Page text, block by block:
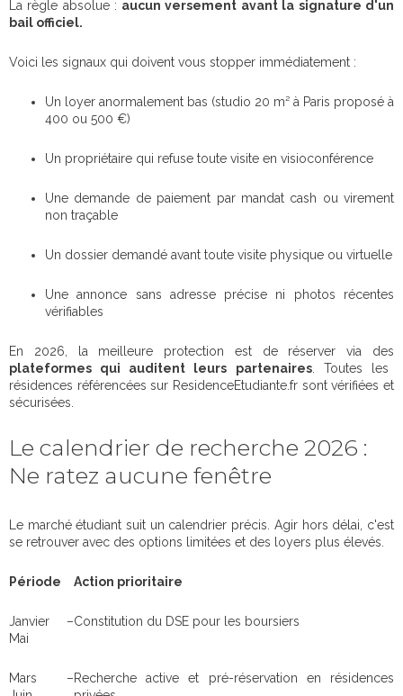
La règle absolue : aucun versement avant la signature d'un
bail officiel.
Voici les signaux qui doivent vous stopper immédiatement :
Un loyer anormalement bas (studio 20 m² à Paris proposé à
400 ou 500 €)
Un propriétaire qui refuse toute visite en visioconférence
Une demande de paiement par mandat cash ou virement
non traçable
Un dossier demandé avant toute visite physique ou virtuelle
Une annonce sans adresse précise ni photos récentes
vérifiables
En 2026, la meilleure protection est de réserver via des
plateformes qui auditent leurs
partenaires . Toutes les
résidences référencées sur ResidenceEtudiante.fr sont vérifiées et
sécurisées.
Le calendrier de recherche 2026 :
Ne ratez aucune fenêtre
Le marché étudiant suit un calendrier précis. Agir hors délai, c'est
se retrouver avec des options limitées et des loyers plus élevés.
Période Action prioritaire
Janvier –
Mai
Constitution du DSE pour les boursiers
Mars –Recherche active et pré-réservation en résidences